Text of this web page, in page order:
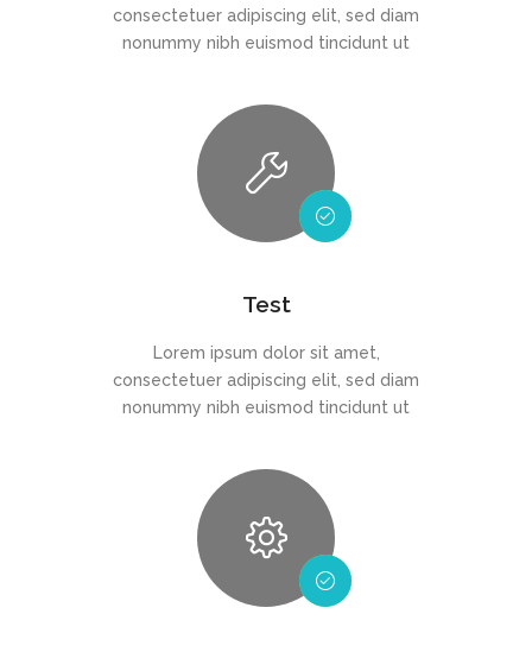
consectetuer adipiscing elit, sed diam
nonummy nibh euismod tincidunt ut
Test
Lorem ipsum dolor sit amet,
consectetuer adipiscing elit, sed diam
nonummy nibh euismod tincidunt ut